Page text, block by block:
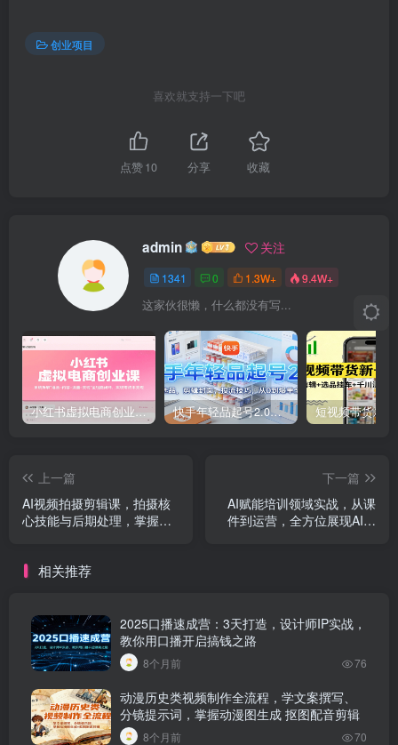
创业项目
喜欢就支持一下吧
点赞10 分享 收藏
admin 关注
1341 0 1.3W+ 9.4W+
这家伙很懒，什么都没有写...
小红书虚拟电商创业课，系统拆解选品-内容-流量-变现，实现零成本变现 快手年轻品起号2.0：养号选品，剪辑封面，投流技巧，从0到爆单全流程
上一篇
AI视频拍摄剪辑课，拍摄核
心技能与后期处理，掌握从
下一篇
AI赋能培训领域实战，从课
件到运营，全方位展现AI应
相关推荐
2025口播速成营：3天打造，设计师IP实战，
教你用口播开启搞钱之路
8个月前 76
动漫历史类视频制作全流程，学文案撰写、
分镜提示词，掌握动漫图生成 抠图配音剪辑
8个月前 70